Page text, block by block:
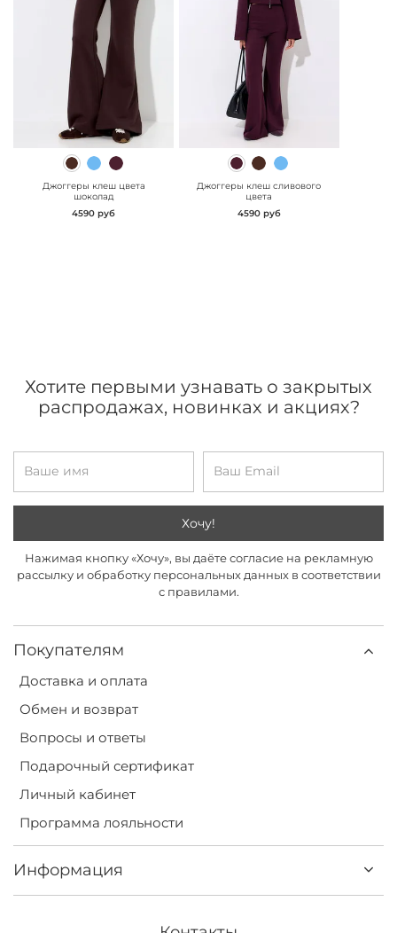
" class="js-prevent-
images">
Джоггеры клеш цвета
шоколад
4590 руб
" class="js-prevent-
images">
Джоггеры клеш сливового
цвета
4590 руб
Покупателям
Доставка и оплата
Обмен и возврат
Вопросы и ответы
Подарочный сертификат
Личный кабинет
Программа лояльности
Информация
Хотите первыми узнавать о закрытых
распродажах, новинках и акциях?
Хочу!
Нажимая кнопку «Хочу», вы даёте согласие на рекламную
рассылку и обработку персональных данных в соответствии
с правилами.